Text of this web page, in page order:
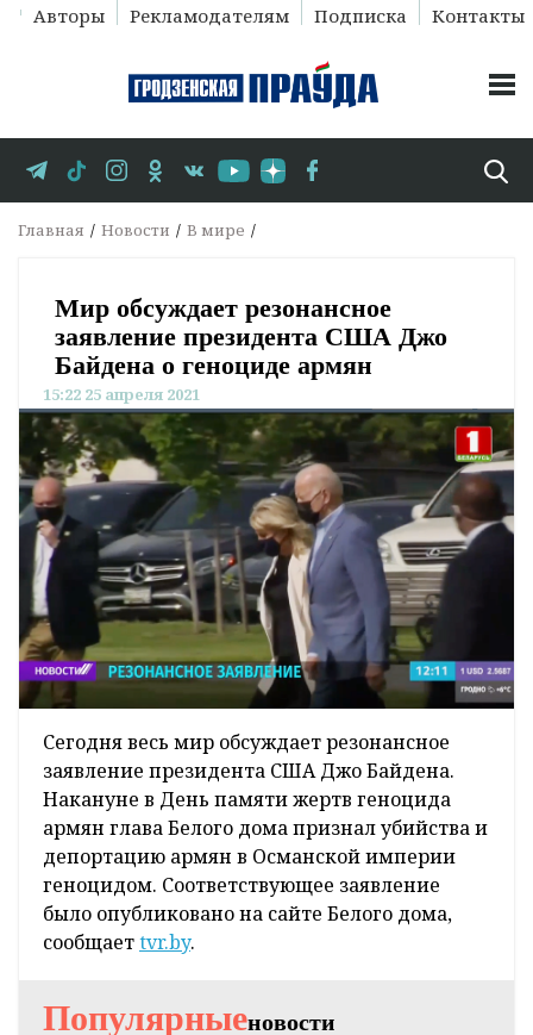
Авторы Рекламодателям Подписка Контакты
Главная Новости В мире
Мир обсуждает резонансное
заявление президента США Джо
Байдена о геноциде армян
15:22 25 апреля 2021
Сегодня весь мир обсуждает резонансное
заявление президента США Джо Байдена.
Накануне в День памяти жертв геноцида
армян глава Белого дома признал убийства и
депортацию армян в Османской империи
геноцидом. Соответствующее заявление
было опубликовано на сайте Белого дома,
сообщаетtvr.by.
Популярныеновости